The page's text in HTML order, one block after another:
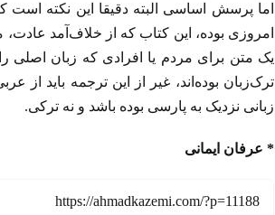
اما پرسش اساسی البته دقیقا این نکته است
امروزی بوده، این کتاب که از خلاف‌آمد
یک متن برای مردم یا افرادی که زبان اصلی
ترک‌زبان بوده‌اند، غیر از این ترجمه باید
زبانی نزدیک به پارسی بوده باشد و نه ترکی.
* عرفان ایمانی